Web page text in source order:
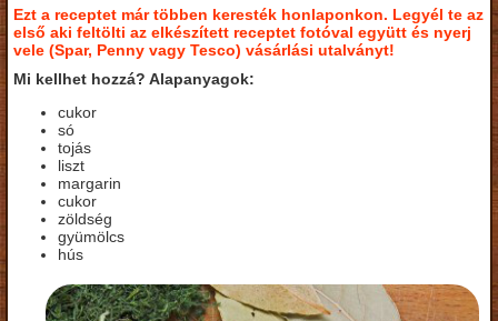
Ezt a receptet már többen keresték honlaponkon. Legyél te az
első aki feltölti az elkészített receptet fotóval együtt és nyerj
vele (Spar, Penny vagy Tesco) vásárlási utalványt!
Mi kellhet hozzá? Alapanyagok:
cukor
só
tojás
liszt
margarin
cukor
zöldség
gyümölcs
hús